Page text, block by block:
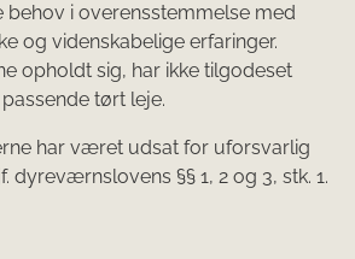
i overensstemmelse med
og videnskabelige erfaringer.
opholdt sig, har ikke tilgodeset
tørt leje.
har været udsat for uforsvarlig
dyreværnslovens §§ 1, 2 og 3, stk. 1.